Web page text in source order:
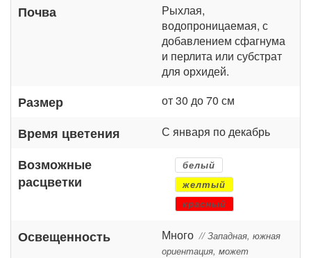
Почва
Рыхлая,
водопроницаемая, с
добавлением сфагнума
и перлита или субстрат
для орхидей.
Размер от 30 до 70 см
Время цветения С января по декабрь
Возможные
расцветки
белый
желтый
красный
Освещенность Много // Западная, южная
ориентация, может